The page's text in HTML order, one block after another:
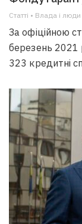
Статті • Влада i люди
За офіційною
березень 2021
323 кредитні